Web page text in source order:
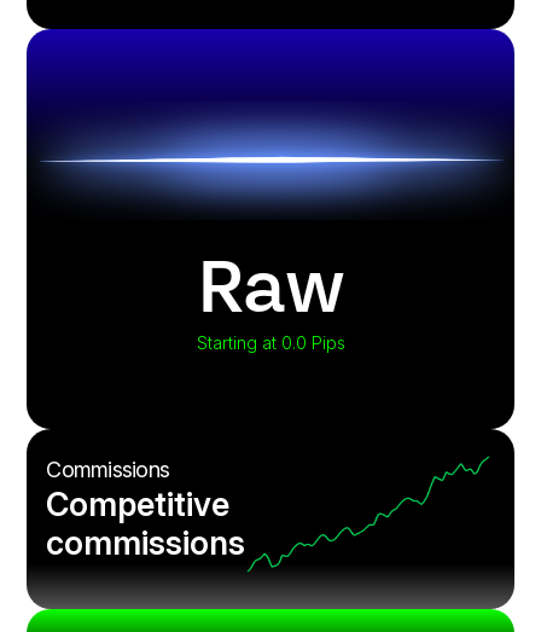
Raw
Starting at 0.0 Pips
Commissions
Competitive
commissions